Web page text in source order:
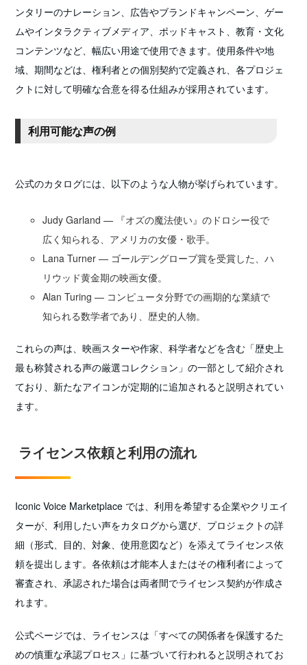
ンタリーのナレーション、広告やブランドキャンペーン、ゲー
ムやインタラクティブメディア、ポッドキャスト、教育・文化
コンテンツなど、幅広い用途で使用できます。使用条件や地
域、期間などは、権利者との個別契約で定義され、各プロジェ
クトに対して明確な合意を得る仕組みが採用されています。
利用可能な声の例
公式のカタログには、以下のような人物が挙げられています。
Judy Garland — 『オズの魔法使い』のドロシー役で
広く知られる、アメリカの女優・歌手。
Lana Turner — ゴールデングローブ賞を受賞した、ハ
リウッド黄金期の映画女優。
Alan Turing — コンピュータ分野での画期的な業績で
知られる数学者であり、歴史的人物。
これらの声は、映画スターや作家、科学者などを含む「歴史上
最も称賛される声の厳選コレクション」の一部として紹介され
ており、新たなアイコンが定期的に追加されると説明されてい
ます。
ライセンス依頼と利用の流れ
Iconic Voice Marketplace では、利用を希望する企業やクリエイ
ターが、利用したい声をカタログから選び、プロジェクトの詳
細（形式、目的、対象、使用意図など）を添えてライセンス依
頼を提出します。各依頼は才能本人またはその権利者によって
審査され、承認された場合は両者間でライセンス契約が作成さ
れます。
公式ページでは、ライセンスは「すべての関係者を保護するた
めの慎重な承認プロセス」に基づいて行われると説明されてお